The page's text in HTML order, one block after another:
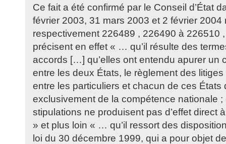
Ce fait a été confirmé par le Conseil d’État
février 2003, 31 mars 2003 et 2 février 2004
respectivement 226489 , 226490 à 226510
précisent en effet « … qu’il résulte des
accords […] qu’elles ont entendu apurer un
entre les deux États, le règlement des
entre les particuliers et chacun de ces États
exclusivement de la compétence nationale ;
stipulations ne produisent pas d’effet direct
» et plus loin « … qu’il ressort des
loi du 30 décembre 1999, qui a pour objet